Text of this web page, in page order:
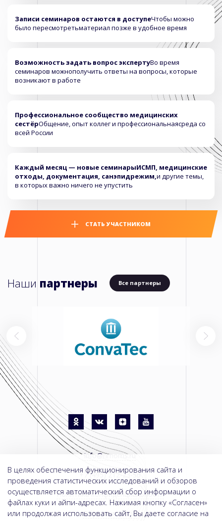
В целях обеспечения функционирования сайта и
проведения статистических исследований и обзоров
осуществляется автоматический сбор информации о
файлах куки и айпи-адресах. Нажимая кнопку «Согласен»
или продолжая использовать сайт, Вы даете согласие на
Записи семинаров остаются в доступеЧтобы можно
было пересмотретьматериал позже в удобное время
Возможность задать вопрос экспертуВо время
семинаров можнополучить ответы на вопросы, которые
возникают в работе
Профессиональное сообщество медицинских
сестёрОбщение, опыт коллег и профессиональнаясреда со
всей России
Каждый месяц — новые семинарыИСМП, медицинские
отходы, документация, санэпидрежим,и другие темы,
в которых важно ничего не упустить
СТАТЬ УЧАСТНИКОМ
Наши партнеры Все партнеры
info@nmoms.ru
+7 (495) 212-23-56
Политика конфиденциальности
Обратная связь